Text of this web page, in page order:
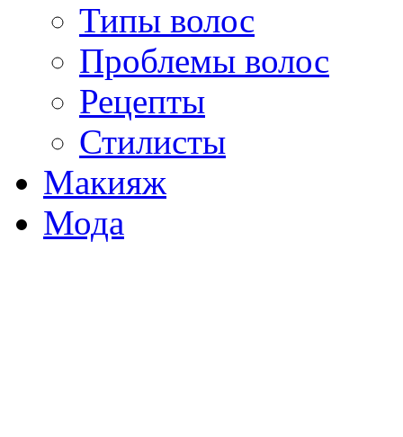
Типы волос
Проблемы волос
Рецепты
Стилисты
Макияж
Мода